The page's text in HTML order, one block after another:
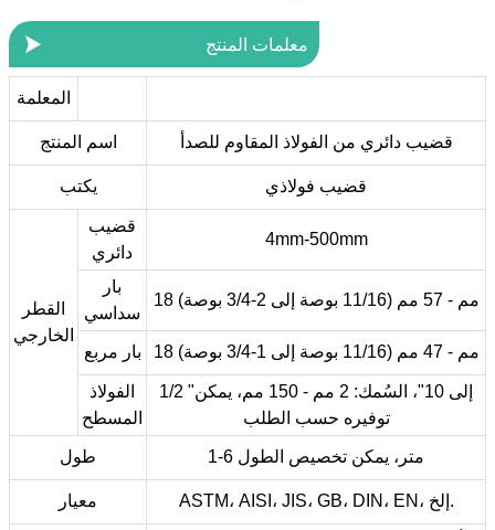
 معلمات المنتج
المعلمة
اسم المنتج قضيب دائري من الفولاذ المقاوم للصدأ
يكتب قضيب فولاذي
القطر
الخارجي
قضيب
دائري
4mm-500mm
بار
سداسي
18 مم - 57 مم (11/16 بوصة إلى 2-3/4 بوصة)
بار مربع 18 مم - 47 مم (11/16 بوصة إلى 1-3/4 بوصة)
الفولاذ
المسطح
1/2 "إلى 10"، السُمك: 2 مم - 150 مم، يمكن
توفيره حسب الطلب
طول 1-6 متر، يمكن تخصيص الطول
معيار ASTM، AISI، JIS، GB، DIN، EN، إلخ.